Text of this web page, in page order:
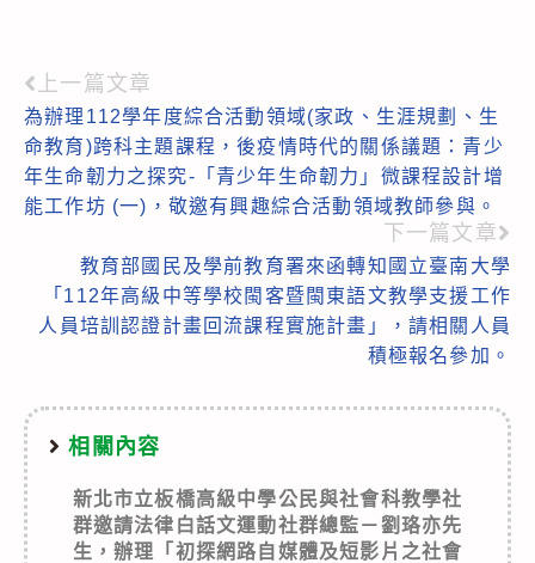
Read
more
articles
上一篇文章
為辦理112學年度綜合活動領域(家政、生涯規劃、生
命教育)跨科主題課程，後疫情時代的關係議題：青少
年生命韌力之探究-「青少年生命韌力」微課程設計增
能工作坊 (一)，敬邀有興趣綜合活動領域教師參與。
下一篇文章
教育部國民及學前教育署來函轉知國立臺南大學
「112年高級中等學校閩客暨閩東語文教學支援工作
人員培訓認證計畫回流課程實施計畫」，請相關人員
積極報名參加。
相關內容
新北市立板橋高級中學公民與社會科教學社
群邀請法律白話文運動社群總監－劉珞亦先
生，辦理「初探網路自媒體及短影片之社會